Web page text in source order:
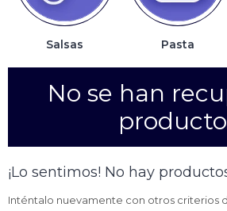
Salsas Pasta
No se han
¡Lo sentimos! No hay
Inténtalo nuevamente con otros criterios
Pulpas
Pizzas
Empanadas
Arrolladitos primavera